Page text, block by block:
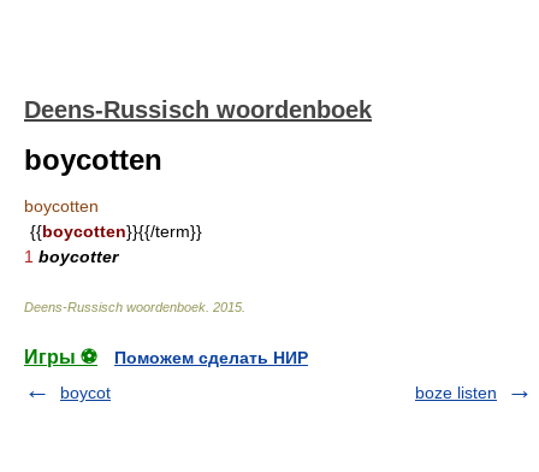
Deens-Russisch woordenboek
boycotten
boycotten
{{boycotten}}{{/term}}
1 boycotter
Deens-Russisch woordenboek 2015
Игры ⚽
Поможем сделать НИР
boycot
boze listen